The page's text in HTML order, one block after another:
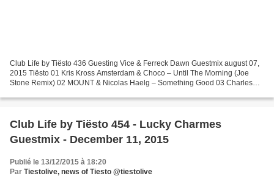
Club Life by Tiësto 436 Guesting Vice & Ferreck Dawn Guestmix august 07,
2015 Tiësto 01 Kris Kross Amsterdam & Choco – Until The Morning (Joe
Stone Remix) 02 MOUNT & Nicolas Haelg – Something Good 03 Charles
Club Life by Tiësto 454 - Lucky Charmes
Guestmix - December 11, 2015
Publié le 13/12/2015 à 18:20
Par Tiestolive, news of Tiesto @tiestolive